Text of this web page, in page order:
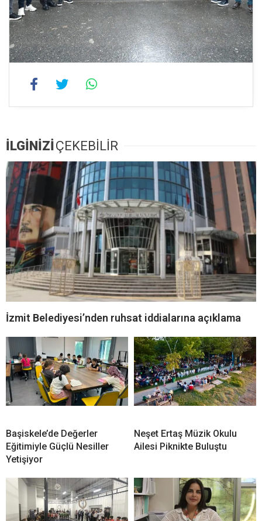
İLGİNİZİÇEKEBİLİR
İzmit Belediyesi’nden ruhsat iddialarına açıklama
Başiskele’de Değerler
Eğitimiyle Güçlü Nesiller
Yetişiyor
Neşet Ertaş Müzik Okulu
Ailesi Piknikte Buluştu